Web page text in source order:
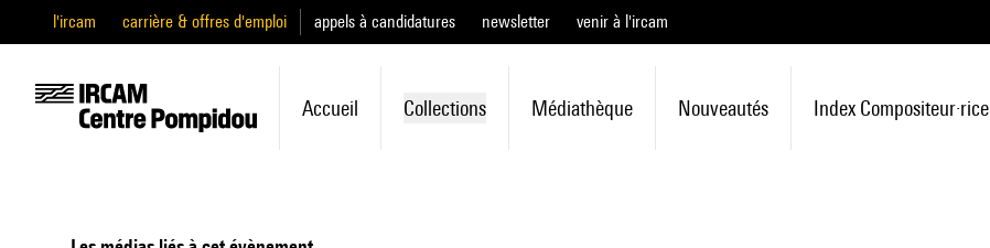
l'ircam carrière & offres d'emploi appels à candidatures newsletter venir à l'ircam
Accueil Collections Médiathèque Nouveautés Index Compositeur·rice